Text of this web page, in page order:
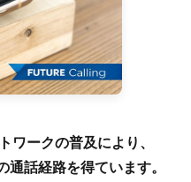
ワークの普及により、
話経路を得ています。